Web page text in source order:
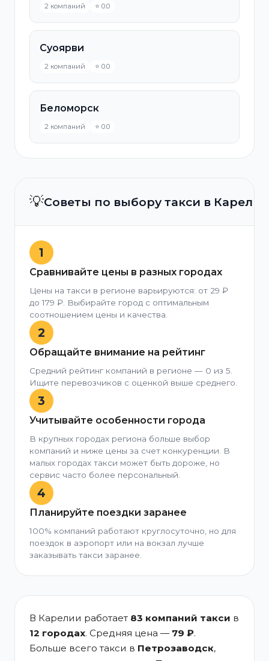
2 компаний ⭐ 0.0
Суоярви
2 компаний ⭐ 0.0
Беломорск
2 компаний ⭐ 0.0
💡Советы по выбору такси в Карелии
1
Сравнивайте цены в разных городах
Цены на такси в регионе варьируются: от 29 ₽
до 179 ₽. Выбирайте город с оптимальным
соотношением цены и качества.
2
Обращайте внимание на рейтинг
Средний рейтинг компаний в регионе — 0 из 5.
Ищите перевозчиков с оценкой выше среднего.
3
Учитывайте особенности города
В крупных городах региона больше выбор
компаний и ниже цены за счет конкуренции. В
малых городах такси может быть дороже, но
сервис часто более персональный.
4
Планируйте поездки заранее
100% компаний работают круглосуточно, но для
поездок в аэропорт или на вокзал лучше
заказывать такси заранее.
В Карелии работает 83 компаний такси в
12 городах. Средняя цена — 79 ₽.
Больше всего такси в Петрозаводск,